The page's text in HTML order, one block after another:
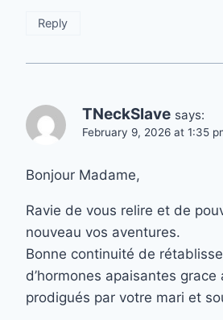
Reply
TNeckSlave says:
February 9, 2026 at 1:35
Bonjour Madame,
Ravie de vous relire et de
nouveau vos aventures.
Bonne continuité de
d’hormones apaisantes
prodigués par votre mari et